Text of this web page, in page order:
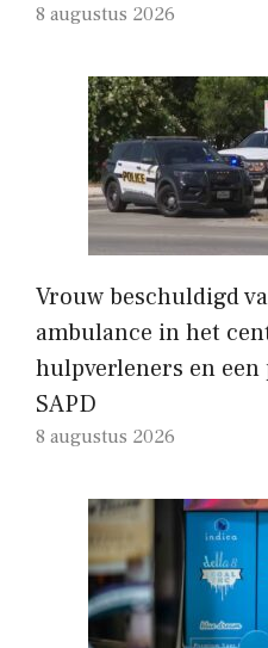
8 augustus 2026
Vrouw beschuldigd
ambulance in het
hulpverleners en
SAPD
8 augustus 2026